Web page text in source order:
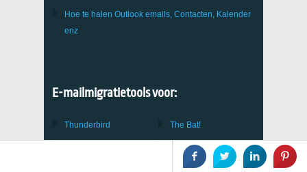
Hoe te halen Outlook emails, Contacten, Kalender
enz
E-mailmigratietools voor:
Thunderbird The Bat!
Turnpike
Netscape